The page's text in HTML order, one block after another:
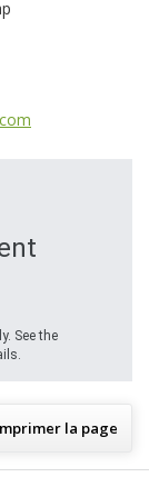
See the
la page